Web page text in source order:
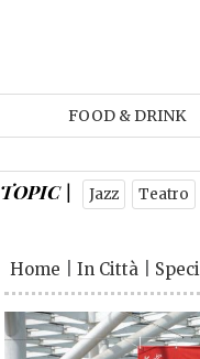
FOOD & DRINK
TOPIC | Jazz Teatro
Home In Città